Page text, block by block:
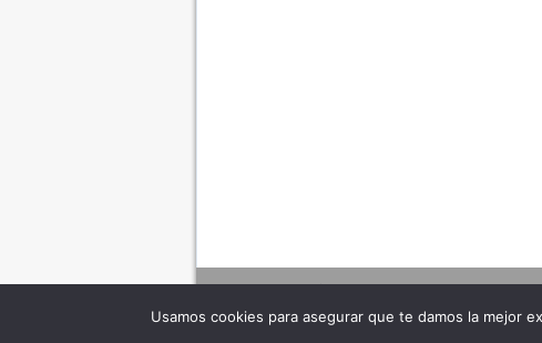
Usamos cookies para asegurar que te damos la mejor